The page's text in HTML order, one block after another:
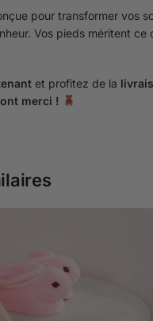
pour transformer vos
Vos pieds méritent ce
et profitez de la
merci !